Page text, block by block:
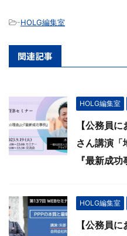
-HOLG編集室
関連記事
HOLG編集室
【公務員
さん講演「
『最新成功
HOLG編集室
【公務員